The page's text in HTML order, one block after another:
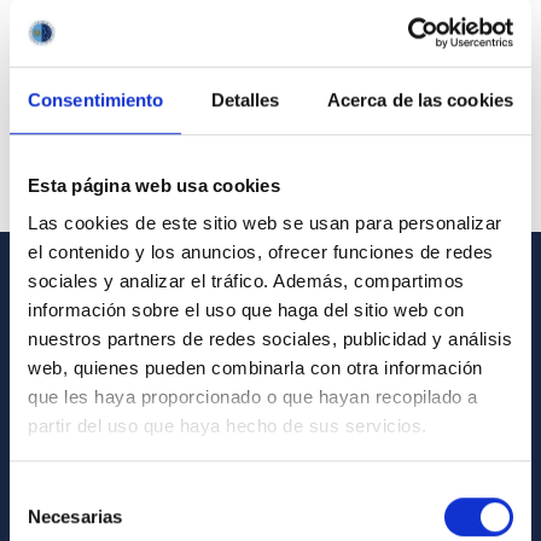
Consentimiento Detalles Acerca de las cookies
Esta página web usa cookies
Las cookies de este sitio web se usan para personalizar
el contenido y los anuncios, ofrecer funciones de redes
sociales y analizar el tráfico. Además, compartimos
información sobre el uso que haga del sitio web con
nuestros partners de redes sociales, publicidad y análisis
web, quienes pueden combinarla con otra información
que les haya proporcionado o que hayan recopilado a
partir del uso que haya hecho de sus servicios.
Necesarias
GENERAL INFORMATION
How to get to the IAC
List of personnel
General register